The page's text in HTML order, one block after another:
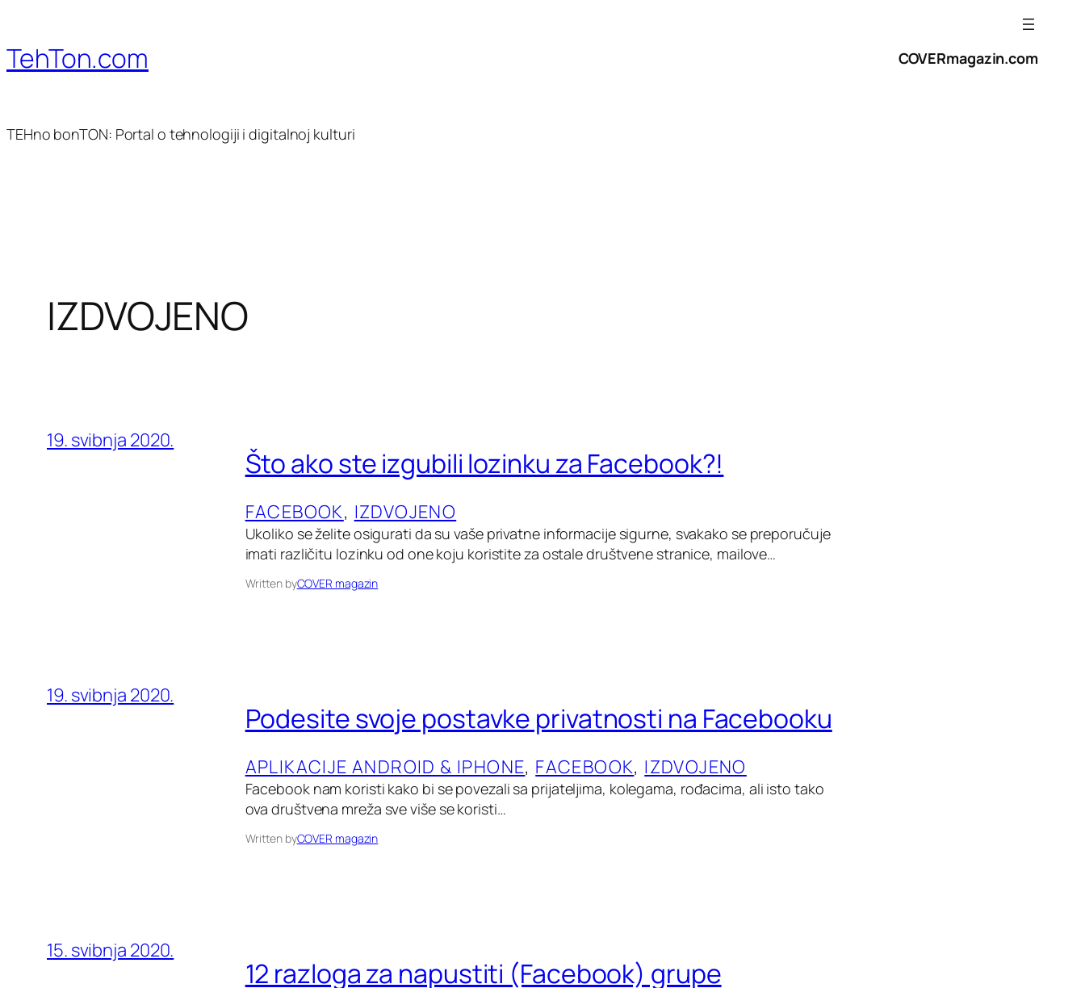
sadržaja
TehTon.com COVERmagazin.com
TEHno bonTON: Portal o tehnologiji i digitalnoj kulturi
IZDVOJENO
19. svibnja 2020.
Što ako ste izgubili lozinku za Facebook?!
FACEBOOK, IZDVOJENO
Ukoliko se želite osigurati da su vaše privatne informacije sigurne, svakako se preporučuje
imati različitu lozinku od one koju koristite za ostale društvene stranice, mailove…
Written byCOVER magazin
19. svibnja 2020.
Podesite svoje postavke privatnosti na Facebooku
APLIKACIJE ANDROID & IPHONE, FACEBOOK, IZDVOJENO
Facebook nam koristi kako bi se povezali sa prijateljima, kolegama, rođacima, ali isto tako
ova društvena mreža sve više se koristi…
Written byCOVER magazin
15. svibnja 2020.
12 razloga za napustiti (Facebook) grupe